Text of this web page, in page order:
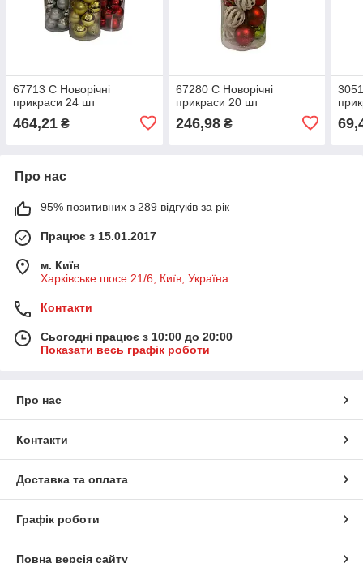
67713 С Новорічні
прикраси 24 шт
464,21 ₴
67280 С Новорічні
прикраси 20 шт
246,98₴
Про нас
95% позитивних з 289 відгуків за рік
Працює з 15.01.2017
м. Київ
Харківське шосе 21/6, Київ, Україна
Контакти
Сьогодні працює з 10:00 до 20:00
Показати весь графік роботи
Про нас
Контакти
Доставка та оплата
Графік роботи
Повна версія сайту